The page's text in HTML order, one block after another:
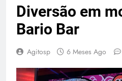
Diversão em
Bario Bar
Agitosp 6 Meses Ago